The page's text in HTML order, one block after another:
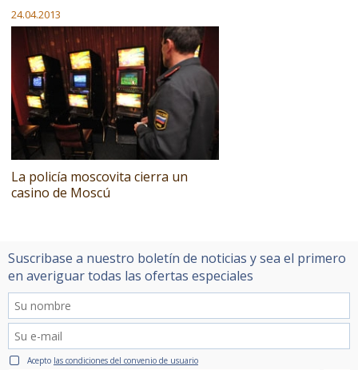
24.04.2013
La policía moscovita cierra un
casino de Moscú
Suscribase a nuestro boletín de noticias y sea el primero
en averiguar todas las ofertas especiales
Acepto las condiciones del convenio de usuario